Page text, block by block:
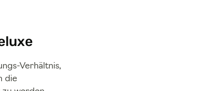
Verhältnis,
die